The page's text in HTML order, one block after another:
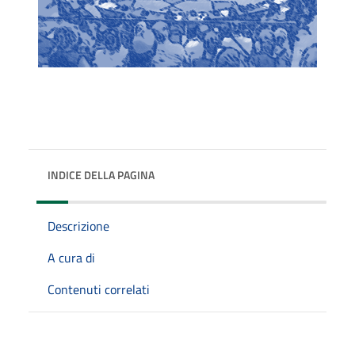
INDICE DELLA PAGINA
Descrizione
A cura di
Contenuti correlati